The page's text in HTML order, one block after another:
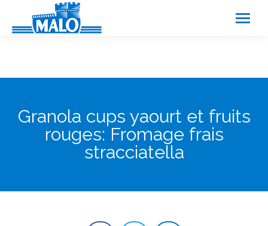
Panneau de gestion des cookies
Granola cups yaourt et fruits
rouges: Fromage frais
stracciatella